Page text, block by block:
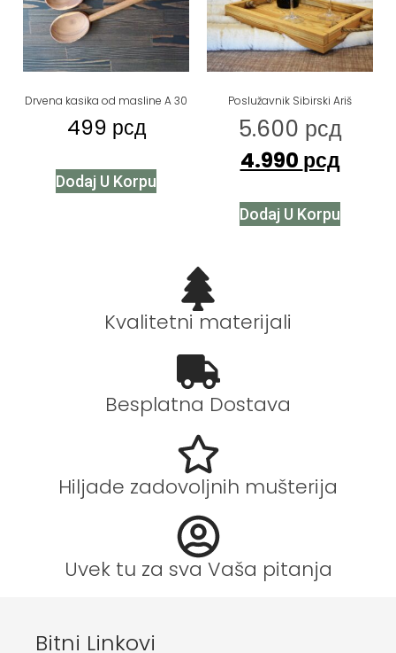
Drvena kasika od masline A 30
499 рсд
Dodaj U Korpu
Poslužavnik Sibirski Ariš
5.600 рсд
4.990 рсд
Dodaj U Korpu
Kvalitetni materijali
Besplatna Dostava
Hiljade zadovoljnih mušterija
Uvek tu za sva Vaša pitanja
Bitni Linkovi